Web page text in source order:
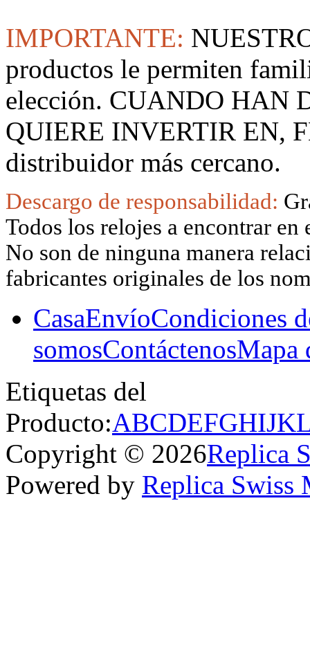
IMPORTANTE:
productos le permiten
elección. CUANDO HAN
QUIERE INVERTIR EN,
distribuidor más cercano.
Descargo de responsabilidad:
Todos los relojes a encontrar
No son de ninguna manera
fabricantes originales de los
CasaEnvíoCondiciones
somosContáctenosMapa
Etiquetas del
Producto:ABCDEFGHIJK
Copyright © 2026Replica
Powered by Replica Swiss